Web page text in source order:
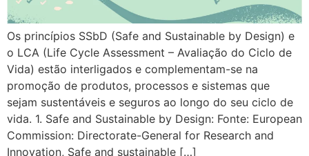
Os princípios SSbD (Safe and Sustainable by Design) e
o LCA (Life Cycle Assessment – Avaliação do Ciclo de
Vida) estão interligados e complementam-se na
promoção de produtos, processos e sistemas que
sejam sustentáveis e seguros ao longo do seu ciclo de
vida. 1. Safe and Sustainable by Design: Fonte: European
Commission: Directorate-General for Research and
Innovation, Safe and sustainable […]